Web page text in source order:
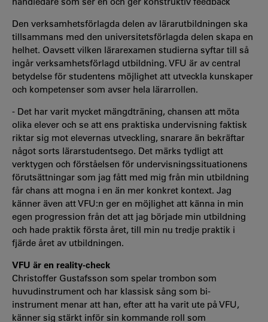
Den verksamhetsförlagda delen av lärarutbildningen ska
tillsammans med den universitetsförlagda delen skapa en
helhet. Oavsett vilken lärarexamen studierna syftar till så
ingår verksamhetsförlagd utbildning. VFU är av central
betydelse för studentens möjlighet att utveckla kunskaper
och kompetenser som avser hela lärarrollen.
- Det har varit mycket mängdträning, chansen att möta
olika elever och se att ens praktiska undervisning faktisk
riktar sig mot elevernas utveckling, snarare än bekräftar
något sorts lärarstudentsego. Det märks tydligt att
verktygen och förståelsen för undervisningssituationens
förutsättningar som jag fått med mig från min utbildning
får chans att mogna i en än mer konkret kontext. Jag
känner även att VFU:n ger en möjlighet att känna in min
egen progression från det att jag började min utbildning
och hade praktik första året, till min nu tredje praktik i
fjärde året av utbildningen.
VFU är en reality-check
Christoffer Gustafsson som spelar trombon som
huvudinstrument och har klassisk sång som bi-
instrument menar att han, efter att ha varit ute på VFU,
känner sig stärkt inför sin kommande roll som